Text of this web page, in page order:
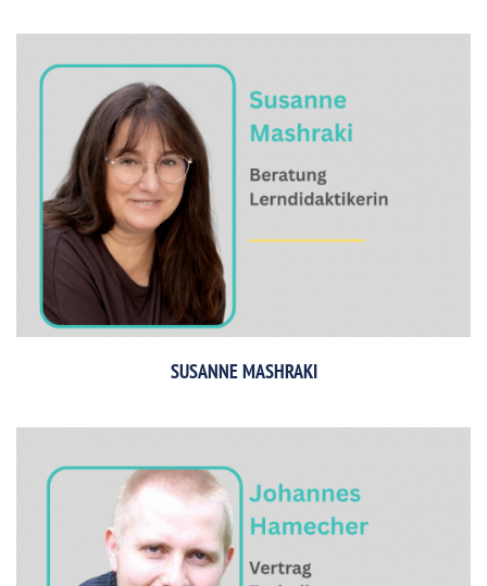
SUSANNE MASHRAKI